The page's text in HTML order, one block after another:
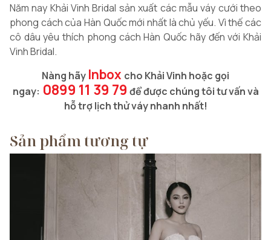
Năm nay Khải Vinh Bridal sản xuất các mẫu váy cưới theo
phong cách của Hàn Quốc mới nhất là chủ yếu. Vì thế các
cô dâu yêu thích phong cách Hàn Quốc hãy đến với Khải
Vinh Bridal.
Nàng hãy Inbox cho Khải Vinh hoặc gọi
ngay: 0899 11 39 79 để được chúng tôi tư vấn và
hỗ trợ lịch thử váy nhanh nhất!
Sản phẩm tương tự